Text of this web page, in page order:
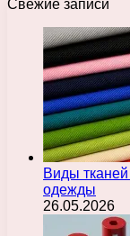
Свежие записи
Виды
одежды
26.05.2026